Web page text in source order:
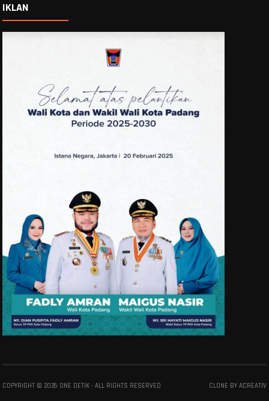
IKLAN
COPYRIGHT © 2026 ONE DETIK - ALL RIGHTS RESERVED CLONE BY ACREATIV